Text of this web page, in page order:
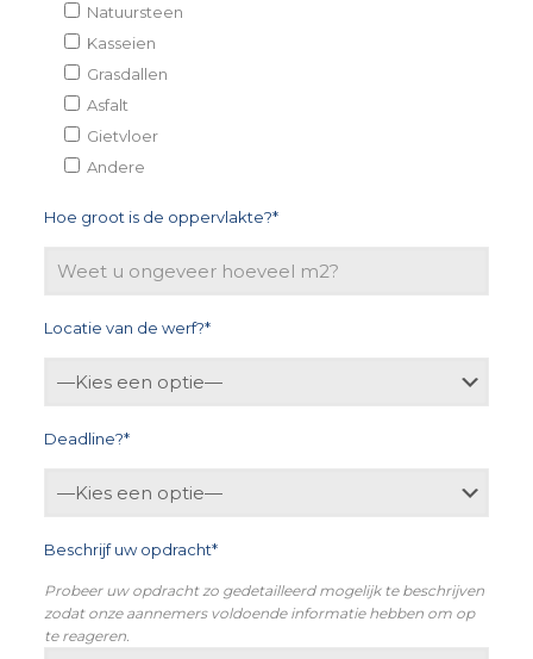
Natuursteen
Kasseien
Grasdallen
Asfalt
Gietvloer
Andere
Hoe groot is de oppervlakte?*
Locatie van de werf?*
Deadline?*
Beschrijf uw opdracht*
Probeer uw opdracht zo gedetailleerd mogelijk te beschrijven
zodat onze aannemers voldoende informatie hebben om op
te reageren.